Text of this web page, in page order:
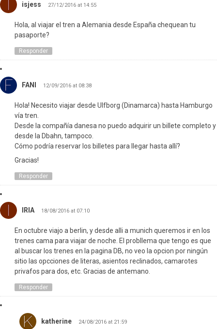
isjess 27/12/2016 at 14:55
Hola, al viajar el tren a Alemania desde España chequean tu
pasaporte?
Responder
FANI 12/09/2016 at 08:38
Hola! Necesito viajar desde Ulfborg (Dinamarca) hasta Hamburgo
vía tren.
Desde la compañía danesa no puedo adquirir un billete completo y
desde la Dbahn, tampoco.
Cómo podría reservar los billetes para llegar hasta allí?
Gracias!
Responder
IRIA 18/08/2016 at 07:10
En octubre viajo a berlin, y desde alli a munich queremos ir en los
trenes cama para viajar de noche. El probllema que tengo es que
al buscar los trenes en la pagina DB, no veo la opcion por ningún
sitio las opcciones de literas, asientos reclinados, camarotes
privafos para dos, etc. Gracias de antemano.
Responder
katherine 24/08/2016 at 21:59